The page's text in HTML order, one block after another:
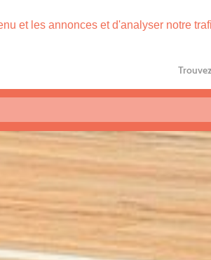
et les annonces et d'analyser notre